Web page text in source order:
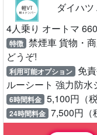
ダイハ
4人乗り オートマ
特徴 禁煙車 貨物・
どうぞ!
利用可能オプション 免責
ルーシート 強力防水
6時間料金 5,100円（税
24時間料金 7,500円（